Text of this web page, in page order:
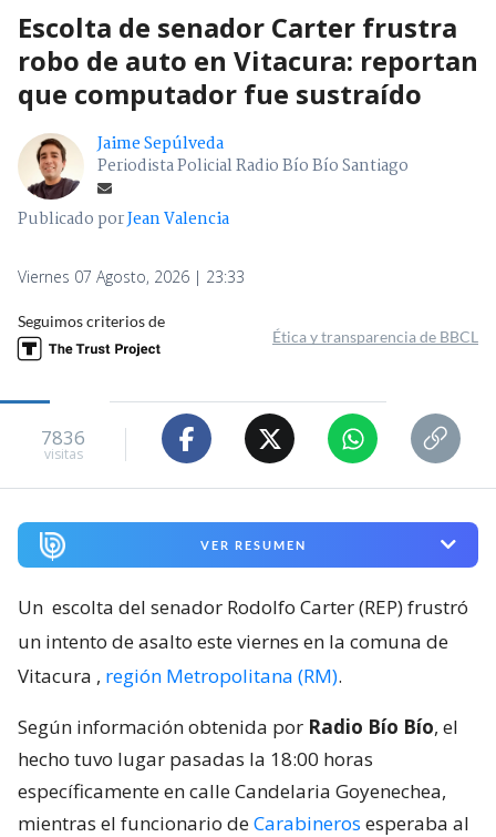
Escolta de senador Carter frustra
robo de auto en Vitacura: reportan
que computador fue sustraído
Jaime Sepúlveda
Periodista Policial Radio Bío Bío Santiago
Publicado porJean Valencia
Viernes 07 Agosto, 2026 | 23:33
Seguimos criterios de
Ética y transparencia de BBCL
7836
visitas
VER RESUMEN
Un escolta del senador Rodolfo Carter (REP) frustró
un intento de asalto este viernes en la comuna de
Vitacura , región Metropolitana (RM).
Según información obtenida por Radio Bío Bío, el
hecho tuvo lugar pasadas la 18:00 horas
específicamente en calle Candelaria Goyenechea,
mientras el funcionario deCarabineros esperaba al